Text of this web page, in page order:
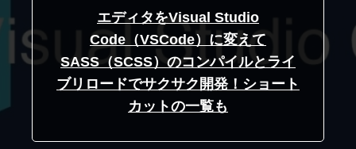
エディタをVisual Studio
Code（VSCode）に変えて
SASS（SCSS）のコンパイルとライ
ブリロードでサクサク開発！ショート
カットの一覧も